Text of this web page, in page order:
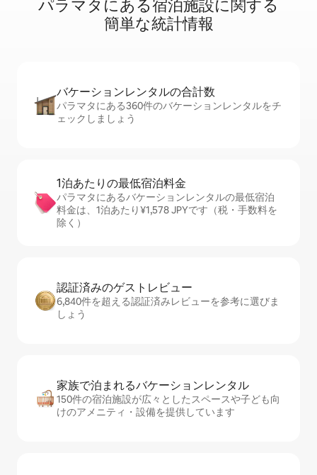
パラマタに⁠あ⁠る宿⁠泊⁠施⁠設⁠に関⁠す⁠る
簡⁠単⁠な統⁠計⁠情⁠報
バケーションレ⁠ン⁠タ⁠ル⁠の合⁠計⁠数
パラマタにある360件のバケーションレンタルをチ
ェックしましょう
1泊あたりの最⁠低⁠宿⁠泊⁠料⁠金
パラマタにあるバケーションレンタルの最低宿泊
料金は、1泊あたり¥1,578 JPYです（税・手数料を
除く）
認証済みのゲ⁠ス⁠ト⁠レ⁠ビ⁠ュ⁠ー
6,840件を超える認証済みレビューを参考に選びま
しょう
家族で泊まれるバ⁠ケ⁠ー⁠シ⁠ョ⁠ンレ⁠ン⁠タ⁠ル
150件の宿泊施設が広々としたスペースや子ども向
けのアメニティ・設備を提供しています